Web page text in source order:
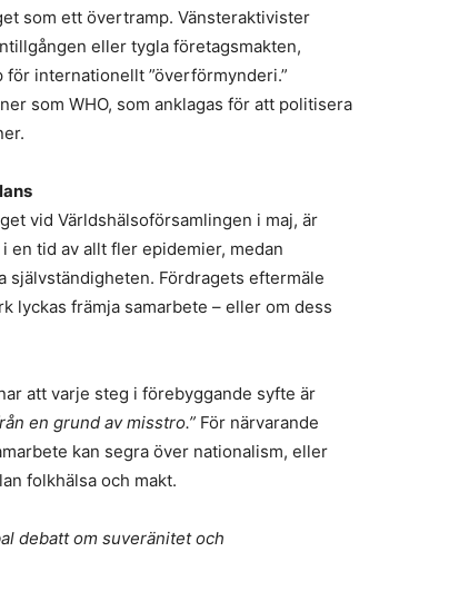
som ett övertramp. Vänsteraktivister
eller tygla företagsmakten,
internationellt ”överförmynderi.”
som WHO, som anklagas för att politisera
vid Världshälsoförsamlingen i maj, är
en tid av allt fler epidemier, medan
Fördragets eftermäle
lyckas främja samarbete – eller om dess
att varje steg i förebyggande syfte är
en grund av misstro.” För närvarande
kan segra över nationalism, eller
folkhälsa och makt.
debatt om suveränitet och